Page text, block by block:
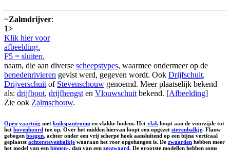
~Zalmdrijver:
1>
Klik hier voor
afbeelding.
F5 = sluiten.
naam, die aan diverse scheepstypes, waarmee ondermeer op de
benedenrivieren gevist werd, gegeven wordt. Ook Drijfschuit,
Drijverschuit of Stevenschouw genoemd. Meer plaatselijk bekend
als: drijfboot, drijfhengst en Vlouwschuit bekend. [Afbeelding]
Zie ook Zalmschouw.
Open vaartuig met knikspantromp en vlakke bodem. Het vlak loopt aan de voorzijde tot
het bovenboord toe op. Over het midden hiervan loopt een opgezet stevenbalkje. Flauw
gebogen boegen, achter onder een vrij scherpe hoek aansluitend op een bijna verticaal
geplaatst achterstevenbalkje waaraan het roer opgehangen is. De zwaarden hebben meer
het model van een binnen-, dan van een zeezwaard. De grootste modellen hebben soms